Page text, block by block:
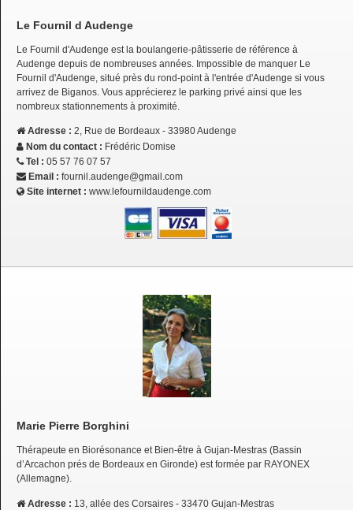
Le Fournil d Audenge
Le Fournil d'Audenge est la boulangerie-pâtisserie de référence à
Audenge depuis de nombreuses années. Impossible de manquer Le
Fournil d'Audenge, situé près du rond-point à l'entrée d'Audenge si vous
arrivez de Biganos. Vous apprécierez le parking privé ainsi que les
nombreux stationnements à proximité.
Adresse : 2, Rue de Bordeaux - 33980 Audenge
Nom du contact : Frédéric Domise
Tel : 05 57 76 07 57
Email : fournil.audenge@gmail.com
Site internet : www.lefournildaudenge.com
Marie Pierre Borghini
Thérapeute en Biorésonance et Bien-être à Gujan-Mestras (Bassin
d’Arcachon prés de Bordeaux en Gironde) est formée par RAYONEX
(Allemagne).
Adresse : 13, allée des Corsaires - 33470 Gujan-Mestras